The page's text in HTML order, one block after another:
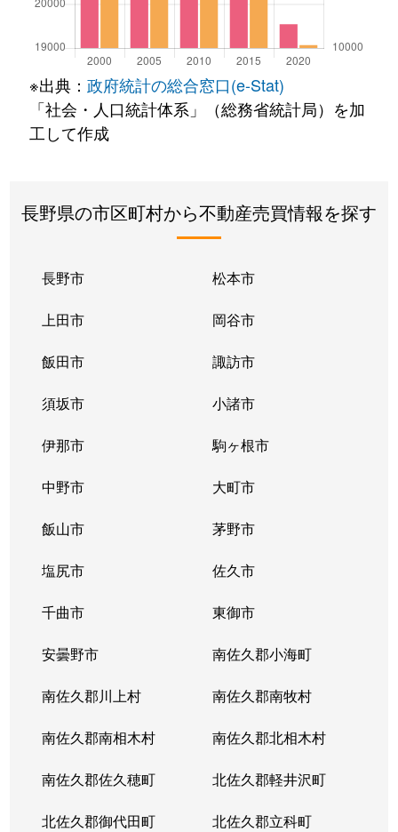
※出典： 政府統計の総合窓口(e-Stat)
「社会・人口統計体系」（総務省統計局）を加
工して作成
長野県の市区町村から不動産売買情報を探す
長野市 松本市
上田市 岡谷市
飯田市 諏訪市
須坂市 小諸市
伊那市 駒ヶ根市
中野市 大町市
飯山市 茅野市
塩尻市 佐久市
千曲市 東御市
安曇野市 南佐久郡小海町
南佐久郡川上村 南佐久郡南牧村
南佐久郡南相木村 南佐久郡北相木村
南佐久郡佐久穂町 北佐久郡軽井沢町
北佐久郡御代田町 北佐久郡立科町